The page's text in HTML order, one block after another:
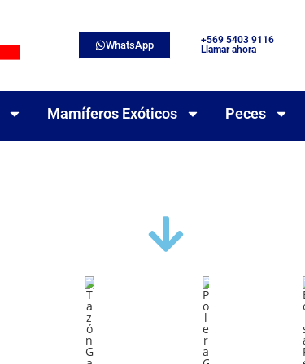
WhatsApp
+569 5403 9116
Llamar ahora
Mamíferos Exóticos Peces